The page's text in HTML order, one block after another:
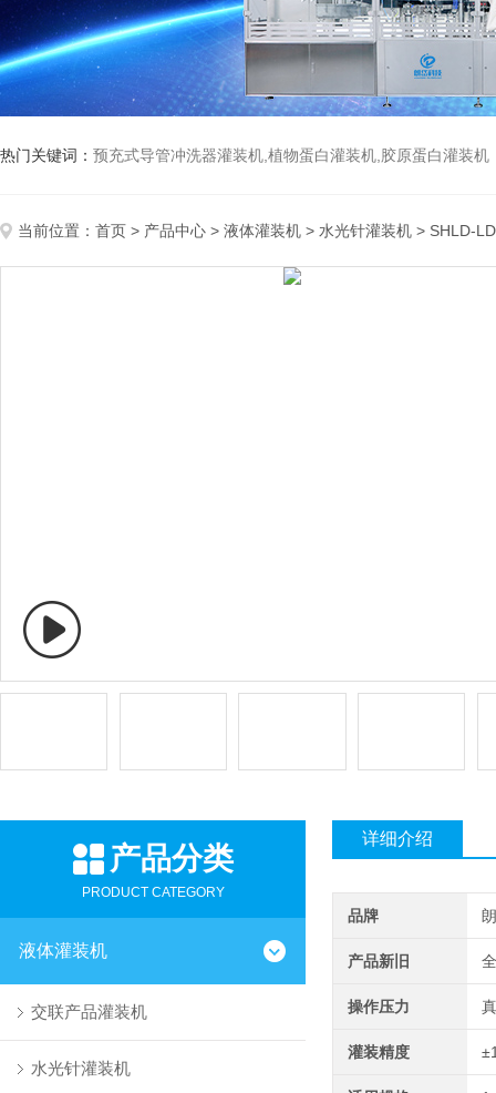
热门关键词： 预充式导管冲洗器灌装机,植物蛋白灌装机,胶原蛋白灌装机
当前位置： 首页 > 产品中心 > 液体灌装机 > 水光针灌装机 > SHLD-
产品分类
PRODUCT CATEGORY
液体灌装机
交联产品灌装机
水光针灌装机
详细介绍
品牌
产品新旧
操作压力
灌装精度